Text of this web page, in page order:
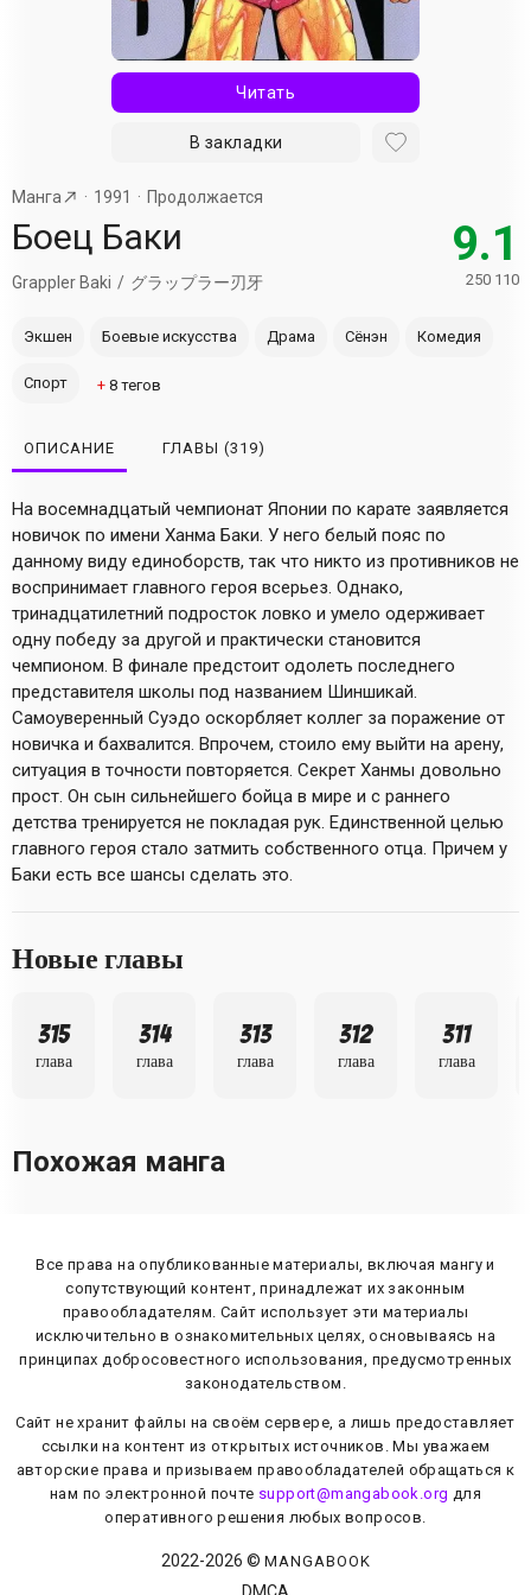
Читать
В закладки
Манга 1991 Продолжается
Боец Баки
Grappler Baki グラップラー刃牙
9.1
250 110
Экшен Боевые искусства Драма Сёнэн Комедия
Спорт + 8 тегов
ОПИСАНИЕ ГЛАВЫ (319)
На восемнадцатый чемпионат Японии по карате заявляется
новичок по имени Ханма Баки. У него белый пояс по
данному виду единоборств, так что никто из противников не
воспринимает главного героя всерьез. Однако,
тринадцатилетний подросток ловко и умело одерживает
одну победу за другой и практически становится
чемпионом. В финале предстоит одолеть последнего
представителя школы под названием Шиншикай.
Самоуверенный Суэдо оскорбляет коллег за поражение от
новичка и бахвалится. Впрочем, стоило ему выйти на арену,
ситуация в точности повторяется. Секрет Ханмы довольно
прост. Он сын сильнейшего бойца в мире и с раннего
детства тренируется не покладая рук. Единственной целью
главного героя стало затмить собственного отца. Причем у
Баки есть все шансы сделать это.
Новые главы
315
глава
314
глава
313
глава
312
глава
311
глава
Похожая манга
Все права на опубликованные материалы, включая мангу и
сопутствующий контент, принадлежат их законным
правообладателям. Сайт использует эти материалы
исключительно в ознакомительных целях, основываясь на
принципах добросовестного использования, предусмотренных
законодательством.
Сайт не хранит файлы на своём сервере, а лишь предоставляет
ссылки на контент из открытых источников. Мы уважаем
авторские права и призываем правообладателей обращаться к
нам по электронной почте support@mangabook.org для
оперативного решения любых вопросов.
2022-2026 © MANGABOOK